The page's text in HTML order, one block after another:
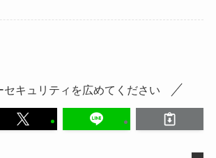
セキュリティを広めてください